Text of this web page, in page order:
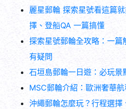
擇、登船QA 一篇搞懂
探索星號郵輪全攻略：一篇
有疑問
石垣島郵輪一日遊：必玩景
MSC郵輪介紹：歐洲奢華
沖繩郵輪怎麼玩？行程選擇
整理